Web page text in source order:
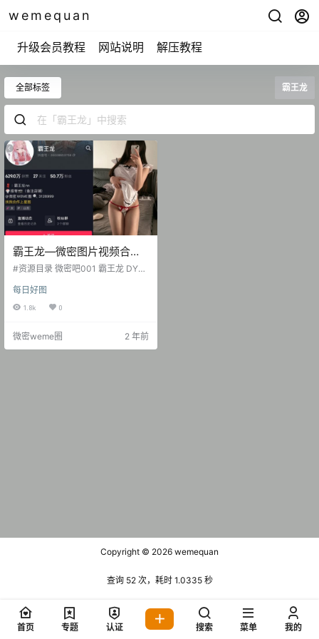
wemequan
升级会员教程 网站说明 解压教程
全部标签 霸王龙
霸王龙—微密图片视频合集
【持续更新】
#资源目录 微密吧001 霸王龙 DY无
霸王龙 微密圈 NO.001期 [48P-39.
84 MB] 抖音 霸王龙 微密圈 NO.00
霸王龙 微密圈 NO.004期 [30P-1V
34.07 MB] 2025.08.24 抖音 霸王
每日好图
1.8k 0
微密weme圈 2 年前
Copyright © 2026 wemequan
查询 52 次，耗时 1.0335 秒
首页 专题 认证 搜索 菜单 我的